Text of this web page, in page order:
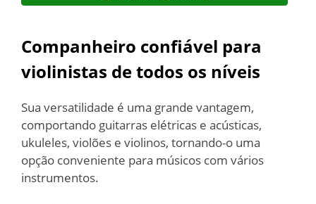
Companheiro confiável para
violinistas de todos os níveis
Sua versatilidade é uma grande vantagem,
comportando guitarras elétricas e acústicas,
ukuleles, violões e violinos, tornando-o uma
opção conveniente para músicos com vários
instrumentos.